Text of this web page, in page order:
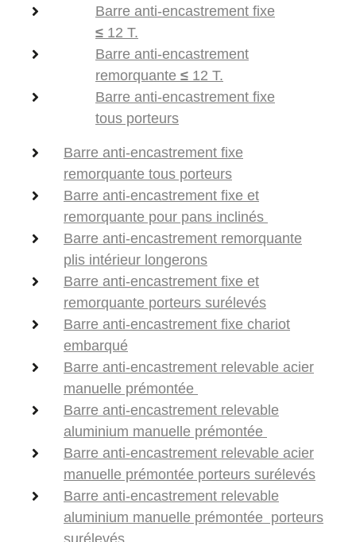
Barre anti-encastrement fixe
≤ 12 T.
Barre anti-encastrement
remorquante ≤ 12 T.
Barre anti-encastrement fixe
tous porteurs
Barre anti-encastrement fixe
remorquante tous porteurs
Barre anti-encastrement fixe et
remorquante pour pans inclinés
Barre anti-encastrement remorquante
plis intérieur longerons
Barre anti-encastrement fixe et
remorquante porteurs surélevés
Barre anti-encastrement fixe chariot
embarqué
Barre anti-encastrement relevable acier
manuelle prémontée
Barre anti-encastrement relevable
aluminium manuelle prémontée
Barre anti-encastrement relevable acier
manuelle prémontée porteurs surélevés
Barre anti-encastrement relevable
aluminium manuelle prémontée porteurs
surélevés